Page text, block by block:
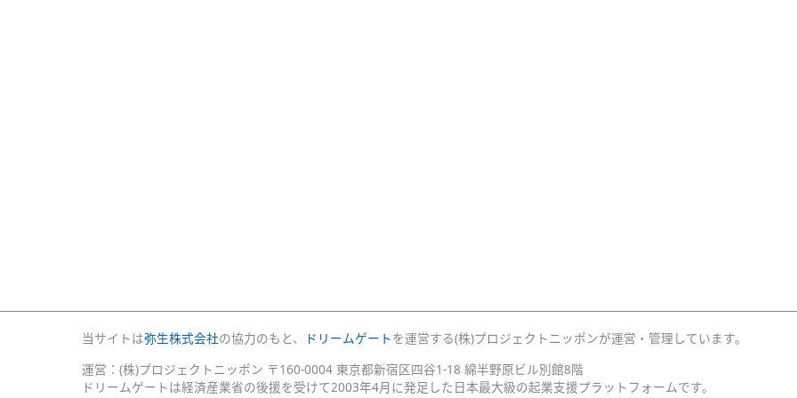
当サイトは弥生株式会社の協力のもと、 ドリームゲートを運営する(株)プロジェクトニッポンが運営・管理しています。
運営：(株)プロジェクトニッポン 〒160-0004 東京都新宿区四谷1-18 綿半野原ビル別館8階
ドリームゲートは経済産業省の後援を受けて2003年4月に発足した日本最大級の起業支援プラットフォームです。